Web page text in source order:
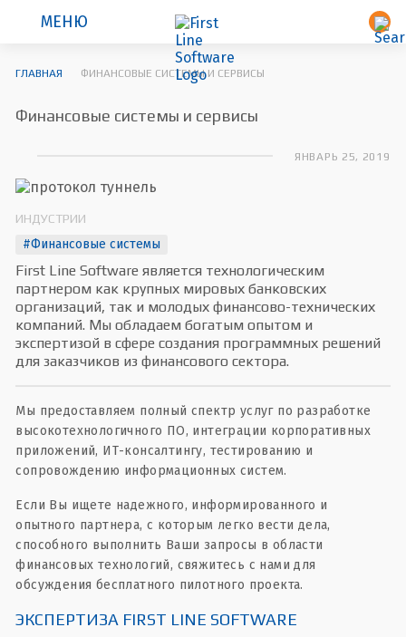
МЕНЮ
ГЛАВНАЯ ФИНАНСОВЫЕ СИСТЕМЫ И СЕРВИСЫ
Финансовые системы и сервисы
ЯНВАРЬ 25, 2019
ИНДУСТРИИ
#Финансовые системы
First Line Software является технологическим
партнером как крупных мировых банковских
организаций, так и молодых финансово-технических
компаний. Мы обладаем богатым опытом и
экспертизой в сфере создания программных решений
для заказчиков из финансового сектора.
Мы предоставляем полный спектр услуг по разработке
высокотехнологичного ПО, интеграции корпоративных
приложений, ИТ-консалтингу, тестированию и
сопровождению информационных систем.
Если Вы ищете надежного, информированного и
опытного партнера, с которым легко вести дела,
способного выполнить Ваши запросы в области
финансовых технологий, свяжитесь с нами для
обсуждения бесплатного пилотного проекта.
ЭКСПЕРТИЗА FIRST LINE SOFTWARE